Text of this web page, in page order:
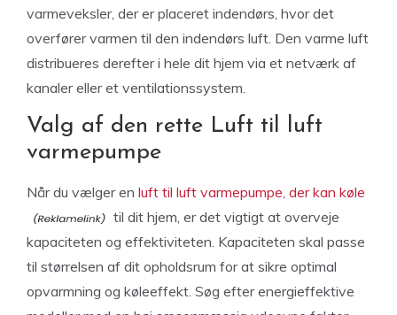
varmeveksler, der er placeret indendørs, hvor det
overfører varmen til den indendørs luft. Den varme luft
distribueres derefter i hele dit hjem via et netværk af
kanaler eller et ventilationssystem.
Valg af den rette Luft til luft
varmepumpe
Når du vælger en luft til luft varmepumpe, der kan køle
til dit hjem, er det vigtigt at overveje
kapaciteten og effektiviteten. Kapaciteten skal passe
til størrelsen af dit opholdsrum for at sikre optimal
opvarmning og køleeffekt. Søg efter energieffektive